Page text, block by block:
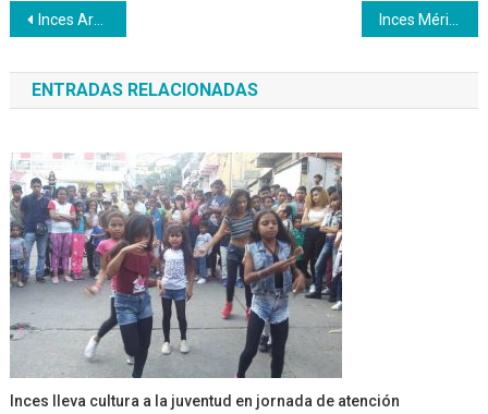
Navegación
de
entradas
Inces Aragua certificó a más de 150 trabajadores en Del Monte y Fitca
ENTRADAS RELACIONADAS
Inces lleva cultura a la juventud en jornada de atención